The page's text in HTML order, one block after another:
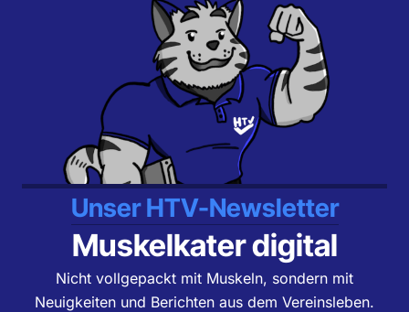
Unser HTV-Newsletter
Muskelkater digital
Nicht vollgepackt mit Muskeln, sondern mit
Neuigkeiten und Berichten aus dem Vereinsleben.